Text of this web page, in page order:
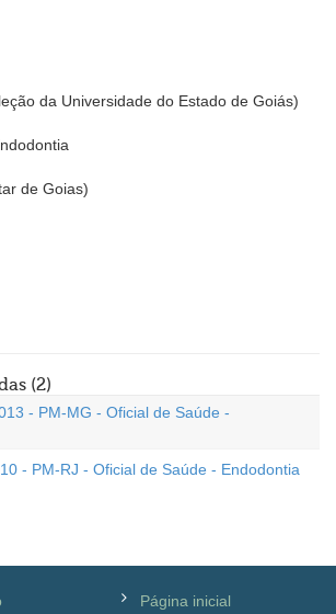
da Universidade do Estado de Goiás)
de Goias)
(2)
- PM-MG - Oficial de Saúde -
- PM-RJ - Oficial de Saúde - Endodontia
Página inicial